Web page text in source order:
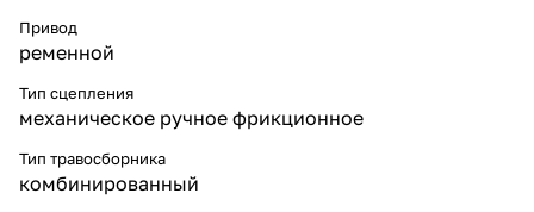
Привод
ременной
Тип сцепления
механическое ручное фрикционное
Тип травосборника
комбинированный